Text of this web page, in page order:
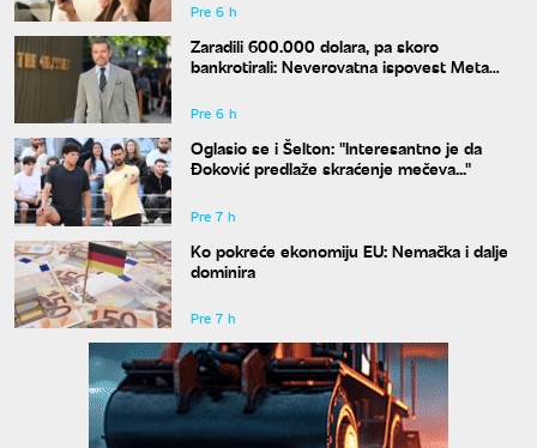
Pre 6 h
Zaradili 600.000 dolara, pa skoro
bankrotirali: Neverovatna ispovest Meta
Pre 6 h
Oglasio se i Šelton: "Interesantno je da
Đoković predlaže skraćenje mečeva..."
Pre 7 h
Ko pokreće ekonomiju EU: Nemačka i dalje
dominira
Pre 7 h